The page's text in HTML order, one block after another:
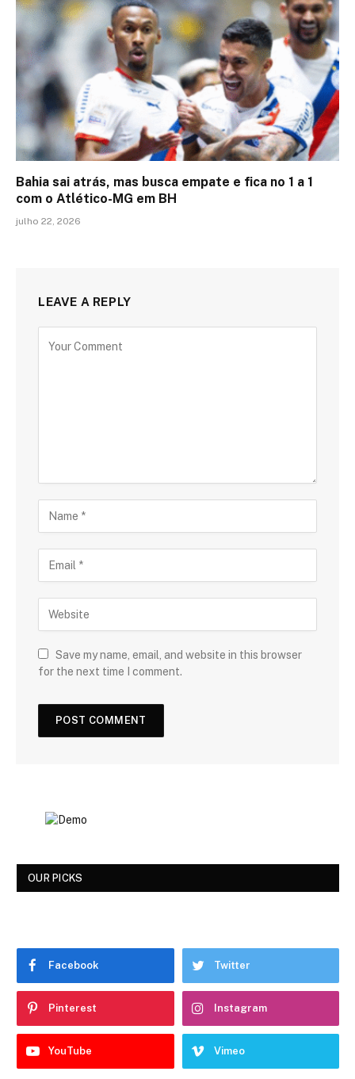
Bahia sai atrás, mas busca empate e fica no 1 a 1
com o Atlético-MG em BH
julho 22, 2026
LEAVE A REPLY
Save my name, email, and website in this browser
for the next time I comment.
OUR PICKS
Facebook Twitter
Pinterest Instagram
YouTube Vimeo